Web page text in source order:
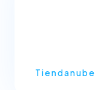
Tiendanube